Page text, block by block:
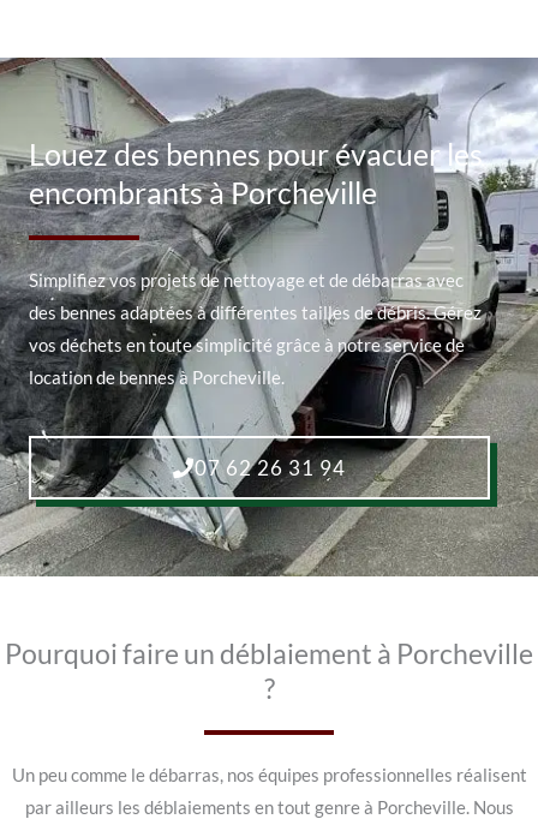
Louez des bennes pour évacuer les
encombrants à Porcheville
Simplifiez vos projets de nettoyage et de débarras avec
des bennes adaptées à différentes tailles de débris. Gérez
vos déchets en toute simplicité grâce à notre service de
location de bennes à Porcheville.
07 62 26 31 94
Pourquoi faire un déblaiement à Porcheville
?
Un peu comme le débarras, nos équipes professionnelles réalisent
par ailleurs les déblaiements en tout genre à Porcheville. Nous